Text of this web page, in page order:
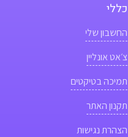
כללי
החשבון שלי
צ׳אט אונליין
תמיכה בטיקטים
תקנון האתר
הצהרת נגישות